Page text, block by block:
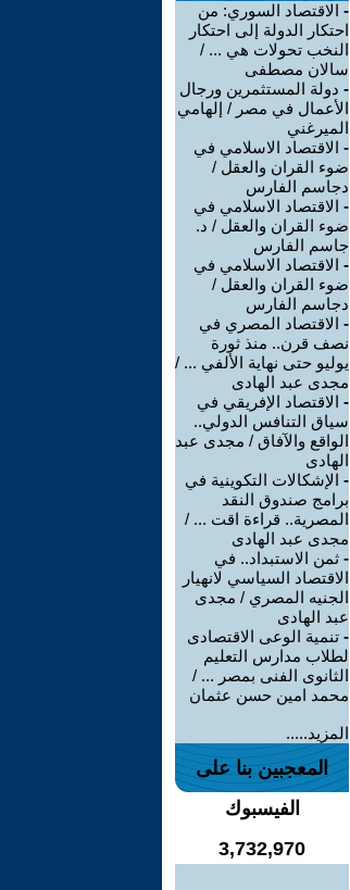
- الاقتصاد السوري: من
احتكار الدولة إلى احتكار
النخب تحولات هي ... /
سالان مصطفى
- دولة المستثمرين ورجال
الأعمال في مصر / إلهامي
الميرغني
- الاقتصاد الاسلامي في
ضوء القران والعقل /
دجاسم الفارس
- الاقتصاد الاسلامي في
ضوء القران والعقل / د.
جاسم الفارس
- الاقتصاد الاسلامي في
ضوء القران والعقل /
دجاسم الفارس
- الاقتصاد المصري في
نصف قرن.. منذ ثورة
يوليو حتى نهاية الألفي ... /
مجدى عبد الهادى
- الاقتصاد الإفريقي في
سياق التنافس الدولي..
الواقع والآفاق / مجدى عبد
الهادى
- الإشكالات التكوينية في
برامج صندوق النقد
المصرية.. قراءة اقت ... /
مجدى عبد الهادى
- ثمن الاستبداد.. في
الاقتصاد السياسي لانهيار
الجنيه المصري / مجدى
عبد الهادى
- تنمية الوعى الاقتصادى
لطلاب مدارس التعليم
الثانوى الفنى بمصر ... /
محمد امين حسن عثمان
المزيد.....
المعجبين بنا على
الفيسبوك
3,732,970